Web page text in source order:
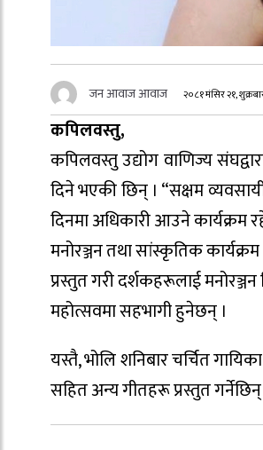
जन आवाज आवाज २०८१ मंसिर २१,
कपिलवस्तु,
कपिलवस्तु उद्योग वाणिज्य
दिने भएकी छिन् । “सक्षम
दिनमा अधिकारी आउने कार्यक्रम
मनोरञ्जन तथा सांस्कृतिक
प्रस्तुत गरी दर्शकहरूलाई
महोत्सवमा सहभागी हुनेछन् ।
यस्तै, भोलि शनिबार चर्चित
सहित अन्य गीतहरू प्रस्तुत गर्नेछिन्